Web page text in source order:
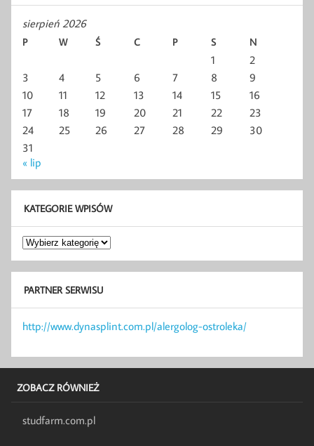
sierpień 2026
P W Ś C P S N
1
2
3
4 5 6 7 8
9
10
11 12 13 14 15
16
17
18 19 20 21 22
23
24
25 26 27 28 29
30
31
« lip
KATEGORIE WPISÓW
Kategorie
wpisów
PARTNER SERWISU
http://www.dynasplint.com.pl/alergolog-ostroleka/
ZOBACZ RÓWNIEŻ
studfarm.com.pl